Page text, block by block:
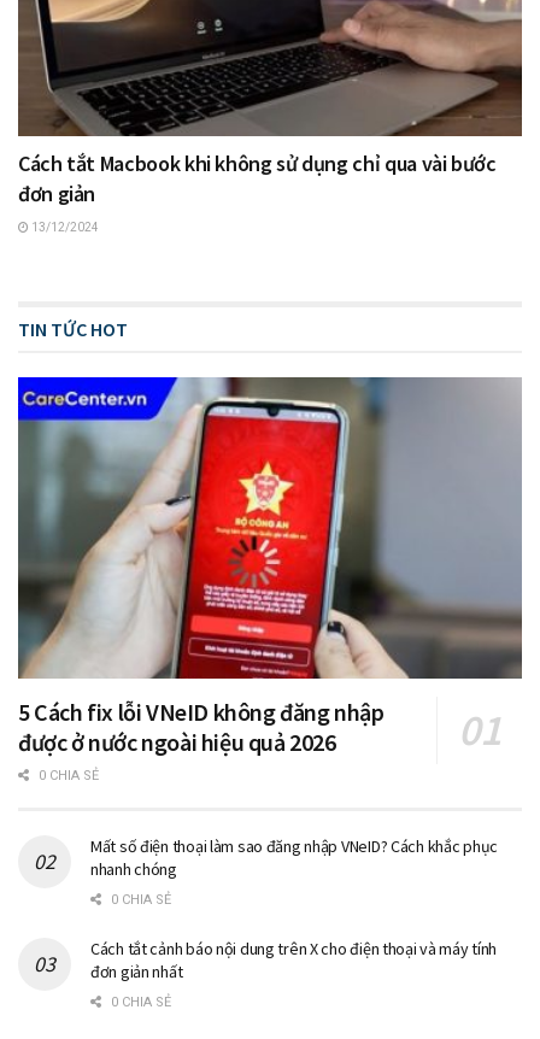
Cách tắt Macbook khi không sử dụng chỉ qua vài bước
đơn giản
13/12/2024
TIN TỨC HOT
5 Cách fix lỗi VNeID không đăng nhập
được ở nước ngoài hiệu quả 2026
0 CHIA SẺ
Mất số điện thoại làm sao đăng nhập VNeID? Cách khắc phục
nhanh chóng
0 CHIA SẺ
Cách tắt cảnh báo nội dung trên X cho điện thoại và máy tính
đơn giản nhất
0 CHIA SẺ